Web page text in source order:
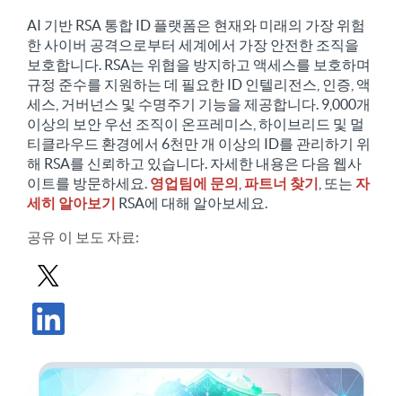
AI 기반 RSA 통합 ID 플랫폼은 현재와 미래의 가장 위험
한 사이버 공격으로부터 세계에서 가장 안전한 조직을
보호합니다. RSA는 위협을 방지하고 액세스를 보호하며
규정 준수를 지원하는 데 필요한 ID 인텔리전스, 인증, 액
세스, 거버넌스 및 수명주기 기능을 제공합니다. 9,000개
이상의 보안 우선 조직이 온프레미스, 하이브리드 및 멀
티클라우드 환경에서 6천만 개 이상의 ID를 관리하기 위
해 RSA를 신뢰하고 있습니다. 자세한 내용은 다음 웹사
이트를 방문하세요. 영업팀에 문의 파트너 찾기 , 또는 자
세히 알아보기 RSA에 대해 알아보세요.
공유 이 보도 자료:
X에서 보도 자료 공유